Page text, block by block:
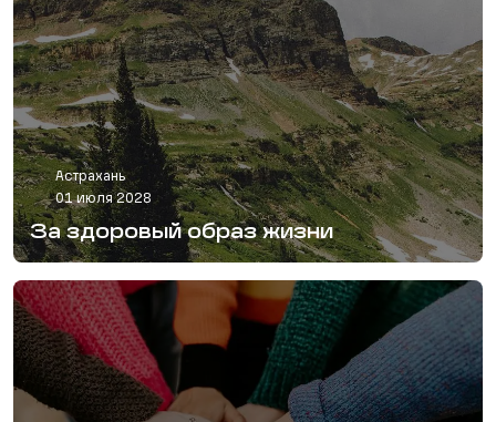
Астрахань
01 июля 2028
За здоровый образ жизни